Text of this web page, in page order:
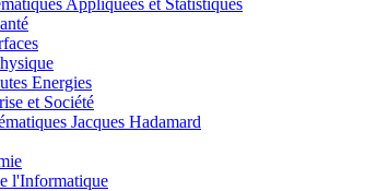
Appliquées et Statistiques
Energies
et Société
Jacques Hadamard
l'Informatique